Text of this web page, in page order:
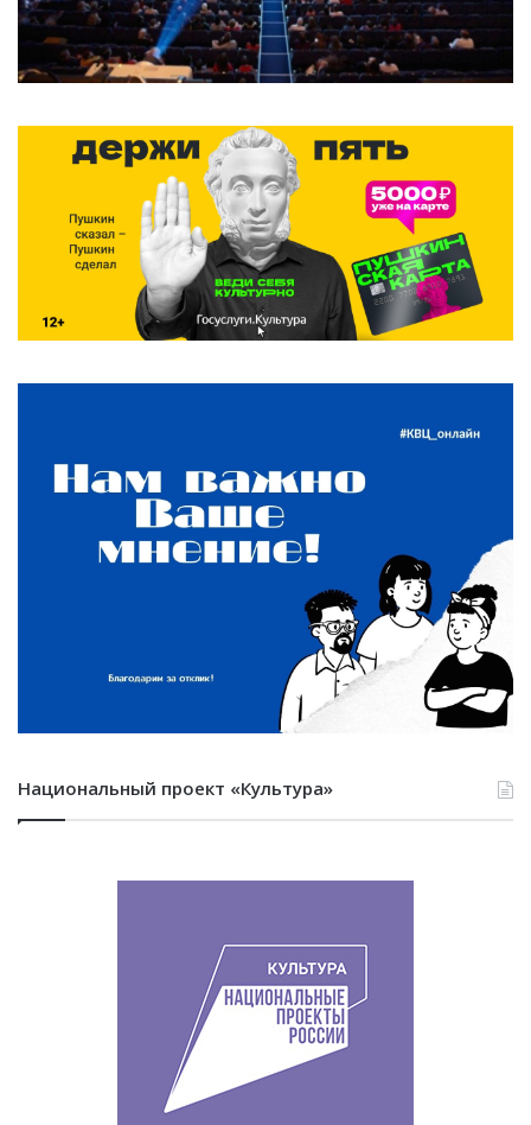
Национальный проект «Культура»